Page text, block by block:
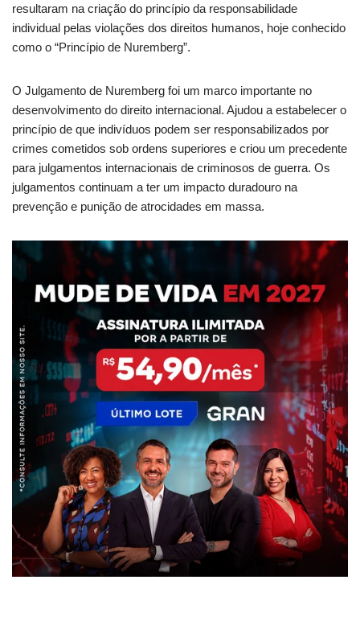
resultaram na criação do princípio da responsabilidade
individual pelas violações dos direitos humanos, hoje conhecido
como o “Princípio de Nuremberg”.
O Julgamento de Nuremberg foi um marco importante no
desenvolvimento do direito internacional. Ajudou a estabelecer o
princípio de que indivíduos podem ser responsabilizados por
crimes cometidos sob ordens superiores e criou um precedente
para julgamentos internacionais de criminosos de guerra. Os
julgamentos continuam a ter um impacto duradouro na
prevenção e punição de atrocidades em massa.